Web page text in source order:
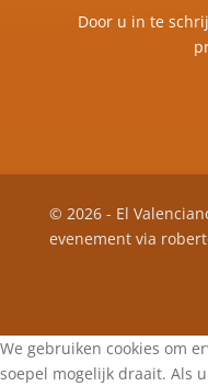
Door u in te
© 2026 - El
evenement via
We gebruiken cookies om
soepel mogelijk draait. Als